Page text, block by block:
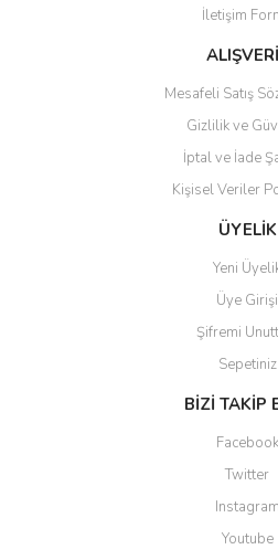
Ürün fiyatı diğer sitelerden daha
Bu ürüne benzer farklı alternatifler
Gönder
İletişim
Mesafeli Satış
Gizlilik ve
İptal ve İade
Kişisel Veriler
ÜYELİK
Yeni
Üye Girişi
Şifremi
Sepetiniz
BİZİ TAKİP
Facebook
Twitter
Instagram
Youtube